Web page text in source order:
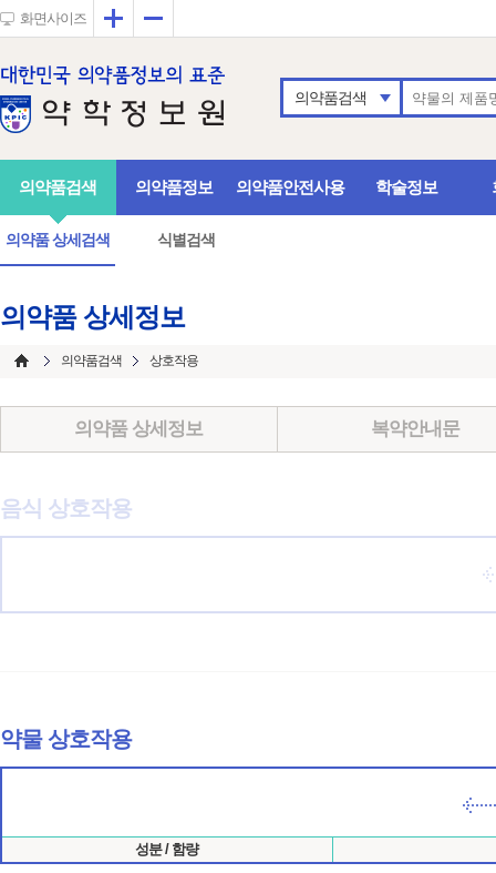
화면사이즈 확대
의약품검색
의약품검색
의약품 상세검색 식별검색
의약품정보 의약품안전사용 학술정보
의약품 상세정보
의약품검색 상호작용
의약품 상세정보 복약안내문
음식 상호작용
약물 상호작용
성분 / 함량